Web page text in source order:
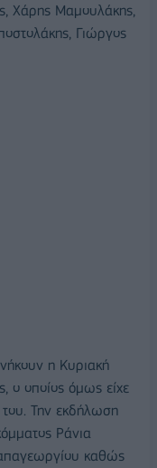
Χάρης Μαμουλάκης,
Γιώργος
η Κυριακή
ο οποίος όμως είχε
του. Την εκδήλωση
Ράνια
καθώς